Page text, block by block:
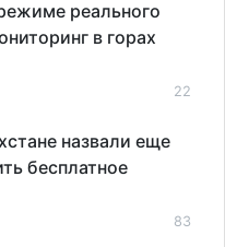
реального
в горах
22
назвали еще
бесплатное
83